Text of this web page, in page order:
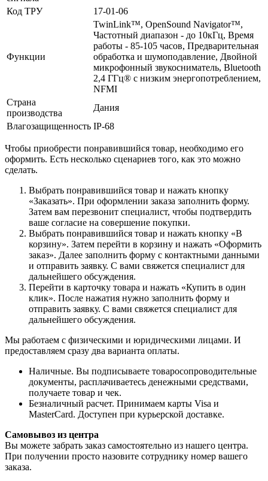
Код ТРУ
17-01-06
Функции
TwinLink™, OpenSound Navigator™,
Частотный диапазон - до 10кГц, Время
работы - 85-105 часов, Предварительная
обработка и шумоподавление, Двойной
микрофонный звукосниматель, Bluetooth
2,4 ГГц® с низким энергопотреблением,
NFMI
Страна
производства
Дания
Влагозащищенность IP-68
Чтобы приобрести понравившийся товар, необходимо его
оформить. Есть несколько сценариев того, как это можно
сделать.
Выбрать понравившийся товар и нажать кнопку
«Заказать». При оформлении заказа заполнить форму.
Затем вам перезвонит специалист, чтобы подтвердить
ваше согласие на совершение покупки.
Выбрать понравившийся товар и нажать кнопку «В
корзину». Затем перейти в корзину и нажать «Оформить
заказ». Далее заполнить форму с контактными данными
и отправить заявку. С вами свяжется специалист для
дальнейшего обсуждения.
Перейти в карточку товара и нажать «Купить в один
клик». После нажатия нужно заполнить форму и
отправить заявку. С вами свяжется специалист для
дальнейшего обсуждения.
Мы работаем с физическими и юридическими лицами. И
предоставляем сразу два варианта оплаты.
Наличные. Вы подписываете товаросопроводительные
документы, расплачиваетесь денежными средствами,
получаете товар и чек.
Безналичный расчет. Принимаем карты Visa и
MasterCard. Доступен при курьерской доставке.
Самовывоз из центра
Вы можете забрать заказ самостоятельно из нашего центра.
При получении просто назовите сотруднику номер вашего
заказа.